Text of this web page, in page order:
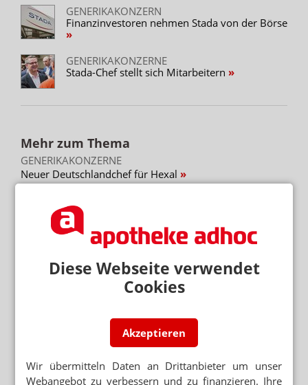
Diese Webseite verwendet
Cookies
Akzeptieren
Wir übermitteln Daten an Drittanbieter um unser
Webangebot zu verbessern und zu finanzieren. Ihre
GENERIKAKONZERN
Finanzinvestoren nehmen Stada von der Börse
GENERIKAKONZERNE
Stada-Chef stellt sich Mitarbeitern
Mehr zum Thema
GENERIKAKONZERNE
Neuer Deutschlandchef für Hexal
Salbuhexal: Umstellung bei Hilfsstoffen
PREISABSPRACHEN IN DEN USA
Mehr aus Ressort
ZELL- UND GENTHERAPIEN
Merck: Milliarden-Deal in den USA soll Wachstum
AUSSICHTEN NOCH NIE „HELLER“ GEWESEN